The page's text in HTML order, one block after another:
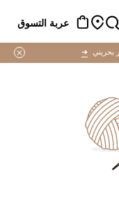
عربة التسوق
➜